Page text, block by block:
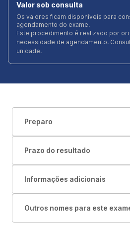
Valor sob consulta
Os valores ficam disponíveis para
agendamento do exame.
Este procedimento é realizado por
necessidade de agendamento.
unidade.
Preparo
Prazo do resultado
Informações adicionais
Outros nomes para este